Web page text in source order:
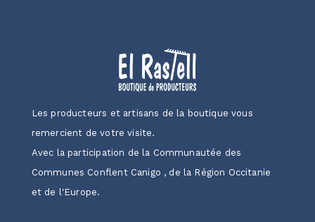
Les producteurs et artisans de la boutique vous
remercient de votre visite.
Avec la participation de la Communautée des
Communes Conflent Canigo , de la Région Occitanie
et de l'Europe.